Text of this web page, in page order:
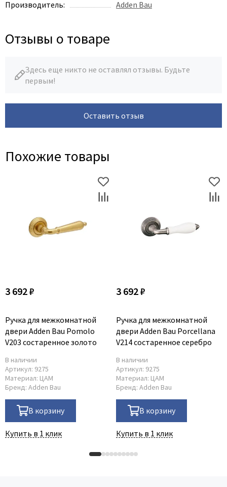
Lockstyle
Miksal
Oro - Oro
Poseidon
Regidoors
Torex
Tupai
Valcomp
Venezia Unique
Viporte
Производитель:
Adden Bau
Отзывы о товаре
Здесь еще никто не оставлял отзывы. Будьте
первым!
Оставить отзыв
Похожие товары
3 692 ₽
Ручка для межкомнатной
двери Adden Bau Pomolo
V203 состаренное золото
В наличии
Артикул: 9275
Материал: ЦАМ
Бренд: Adden Bau
В корзину
Купить в 1 клик
3 692 ₽
Ручка для межкомнатной
двери Adden Bau Porcellana
V214 состаренное серебро
В наличии
Артикул: 9275
Материал: ЦАМ
Бренд: Adden Bau
В корзину
Купить в 1 клик